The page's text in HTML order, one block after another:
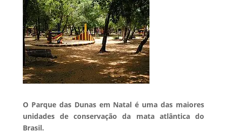
O Parque das Dunas em Natal é uma das maiores
unidades de conservação da mata atlântica do
Brasil.